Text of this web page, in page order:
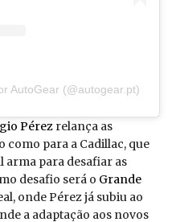
AutoGear (@autogear.pt)
Pérez relança as
como para a Cadillac, que
arma para desafiar as
desafio será o Grande
onde Pérez já subiu ao
a adaptação aos novos